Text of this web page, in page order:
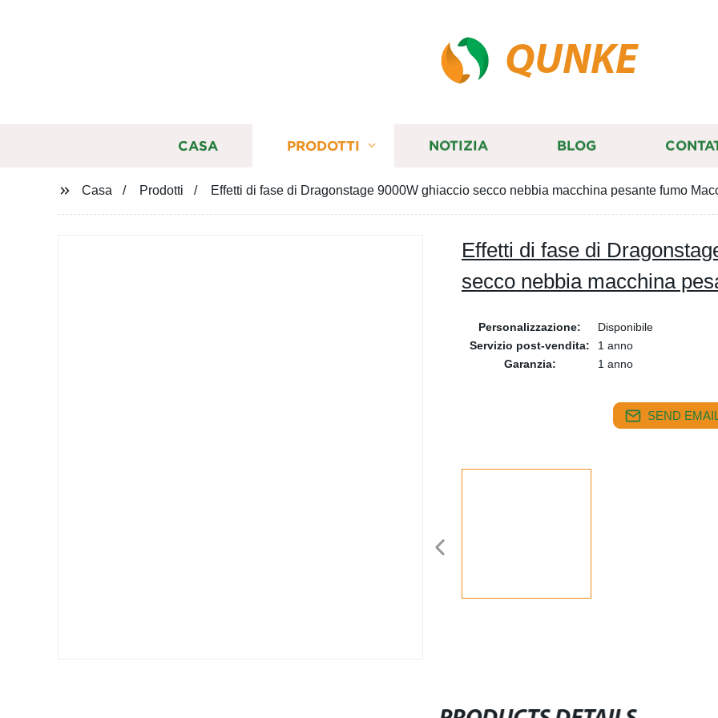
QUNKE
CASA PRODOTTI NOTIZIA BLOG
Casa Prodotti Effetti di fase di Dragonstage 9000W ghiaccio secco nebbia macchina pesante fumo
Effetti di fase di
secco nebbia macchina
Personalizzazione:
Disponibile
Servizio post-vendita:
1 anno
Garanzia:
1 anno
SEND